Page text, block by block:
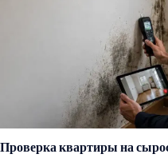
Проверка квартиры на